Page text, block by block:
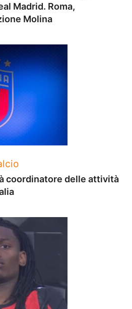
Madrid. Roma,
Molina
coordinatore delle attività